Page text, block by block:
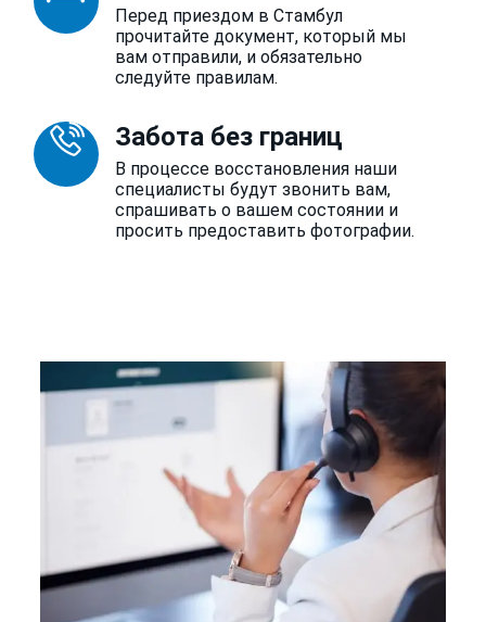
Перед приездом в Стамбул
прочитайте документ, который мы
вам отправили, и обязательно
следуйте правилам.
Забота без границ
В процессе восстановления наши
специалисты будут звонить вам,
спрашивать о вашем состоянии и
просить предоставить фотографии.